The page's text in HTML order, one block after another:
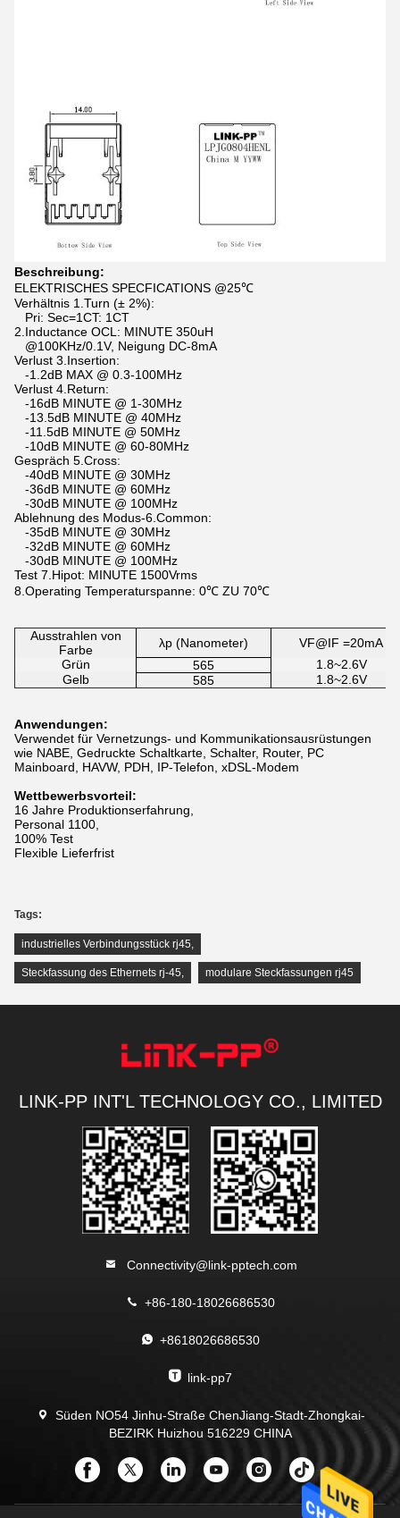
Beschreibung:
ELEKTRISCHES SPECFICATIONS @25℃
Verhältnis 1.Turn (± 2%):
Pri: Sec=1CT: 1CT
2.Inductance OCL: MINUTE 350uH
@100KHz/0.1V, Neigung DC-8mA
Verlust 3.Insertion:
-1.2dB MAX @ 0.3-100MHz
Verlust 4.Return:
-16dB MINUTE @ 1-30MHz
-13.5dB MINUTE @ 40MHz
-11.5dB MINUTE @ 50MHz
-10dB MINUTE @ 60-80MHz
Gespräch 5.Cross:
-40dB MINUTE @ 30MHz
-36dB MINUTE @ 60MHz
-30dB MINUTE @ 100MHz
Ablehnung des Modus-6.Common:
-35dB MINUTE @ 30MHz
-32dB MINUTE @ 60MHz
-30dB MINUTE @ 100MHz
Test 7.Hipot: MINUTE 1500Vrms
8.Operating Temperaturspanne: 0℃ ZU 70℃
Ausstrahlen von
Farbe
λp (Nanometer)
VF@IF =20mA
Grün
565
1.8~2.6V
Gelb
585 1.8~2.6V
Anwendungen:
Verwendet für Vernetzungs- und Kommunikationsausrüstungen
wie NABE, Gedruckte Schaltkarte, Schalter, Router, PC
Mainboard, HAVW, PDH, IP-Telefon, xDSL-Modem
Wettbewerbsvorteil:
16 Jahre Produktionserfahrung,
Personal 1100,
100% Test
Flexible Lieferfrist
Tags:
industrielles Verbindungsstück rj45,
Steckfassung des Ethernets rj-45, modulare Steckfassungen rj45
LINK-PP INT'L TECHNOLOGY CO., LIMITED
Connectivity@link-pptech.com
+86-180-18026686530
+8618026686530
link-pp7
Süden NO54 Jinhu-Straße ChenJiang-Stadt-Zhongkai-
BEZIRK Huizhou 516229 CHINA